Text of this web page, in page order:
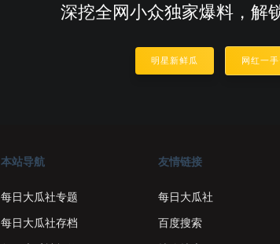
深挖全网小众独家爆料，解
明星新鲜瓜 网红一
本站导航
每日大瓜社专题
每日大瓜社存档
友情链接
每日大瓜社
百度搜索